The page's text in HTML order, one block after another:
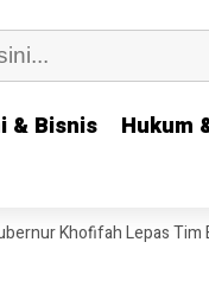
& Bisnis Hukum
& Bisnis Hukum
Khofifah Lepas Tim Bakti